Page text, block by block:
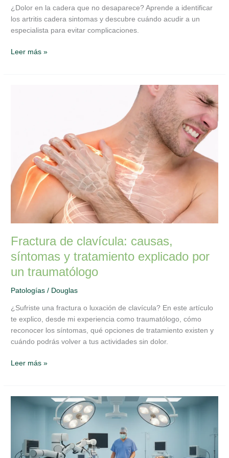
¿Dolor en la cadera que no desaparece? Aprende a identificar
los artritis cadera sintomas y descubre cuándo acudir a un
especialista para evitar complicaciones.
Leer más »
Fractura de clavícula: causas,
síntomas y tratamiento explicado por
un traumatólogo
Patologías / Douglas
¿Sufriste una fractura o luxación de clavícula? En este artículo
te explico, desde mi experiencia como traumatólogo, cómo
reconocer los síntomas, qué opciones de tratamiento existen y
cuándo podrás volver a tus actividades sin dolor.
tratamiento
explicado
por
traumatólogo
Leer más »